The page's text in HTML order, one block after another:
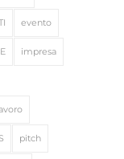
evento
impresa
pitch